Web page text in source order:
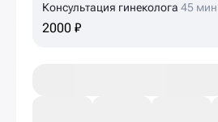
Консультация гинеколога 45 мин
2000 ₽